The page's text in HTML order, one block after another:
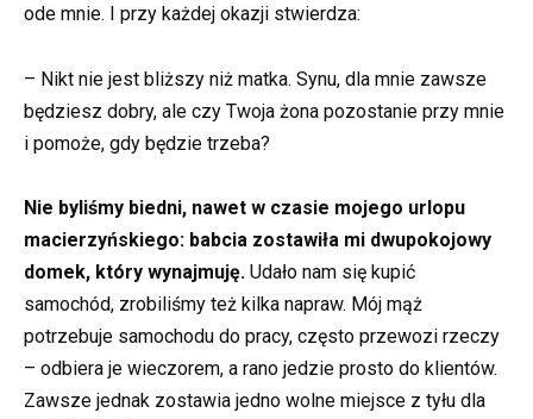
ode mnie. I przy każdej okazji stwierdza:
– Nikt nie jest bliższy niż matka. Synu, dla mnie zawsze
będziesz dobry, ale czy Twoja żona pozostanie przy mnie
i pomoże, gdy będzie trzeba?
Nie byliśmy biedni, nawet w czasie mojego urlopu
macierzyńskiego: babcia zostawiła mi dwupokojowy
domek, który wynajmuję. Udało nam się kupić
samochód, zrobiliśmy też kilka napraw. Mój mąż
potrzebuje samochodu do pracy, często przewozi rzeczy
– odbiera je wieczorem, a rano jedzie prosto do klientów.
Zawsze jednak zostawia jedno wolne miejsce z tyłu dla